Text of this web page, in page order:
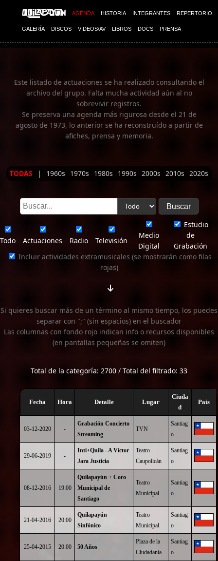
AGENDA HISTORIA INTEGRANTES REPERTORIO
GALERÍA DISCOS VIDEOS/AV LIBROS DOCS PRENSA
Imagen 01
Este listado de actuaciones se ha realizado consultando el
archivo del grupo. Falta mucha actividad aún al no
sobrevivir registros.
Se preserva una agenda más rigurosa desde el 21 de
agosto de 1973, lo anterior se ha reconstruído a partir de
afiches, prensa y memoria.
TODAS | 1960s 1970s 1980s 1990s 2000s 2010s 2020s
Todo Actuaciones Radio Televisión
Medio
Digital
Estudio
de
Grabación
Incluir actividades extramusicales (se mostrarán como filas
rojas)
Si quieres buscar más de un término al mismo tiempo, los puedes
separar con ";" (sin espacios) en el buscador
Las columnas con fondo rojo indican info o recursos disponibles
(en pantallas pequeñas se omiten)
Total de la categoría: 2700 / Total del filtrado: 33
Fecha Hora Detalle Lugar
Ciuda
d
País
03-12-2020 -
Grabación Concierto
Streaming
TVN
Santiag
o
29-06-2019 -
Inti+Quila - A Víctor
Jara Justicia
Teatro
Caupolicán
Santiag
o
08-12-2016 19:00
Quilapayún + Coro
Municipal de
Santiago
Teatro
Municipal
Santiag
o
21-04-2016 20:00
Quilapayún
Sinfónico
Teatro
Municipal
Santiag
o
25-04-2015 20:00 50 Años
Plaza de la
Ciudadanía
Santiag
o